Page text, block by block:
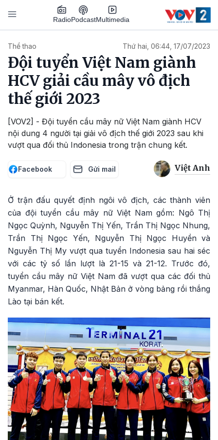
Nhảy đến nội dung
RadioPodcastMultimedia
Thể thao Thứ hai, 06:44, 17/07/2023
Đội tuyển Việt Nam giành
HCV giải cầu mây vô địch
thế giới 2023
[VOV2] - Đội tuyển cầu mây nữ Việt Nam giành HCV
nội dung 4 người tại giải vô địch thế giới 2023 sau khi
vượt qua đối thủ Indonesia trong trận chung kết.
Facebook Gửi mail Việt Anh
Ở trận đấu quyết định ngôi vô địch, các thành viên
của đội tuyển cầu mây nữ Việt Nam gồm: Ngô Thị
Ngọc Quỳnh, Nguyễn Thị Yến, Trần Thị Ngọc Nhung,
Trần Thị Ngọc Yến, Nguyễn Thị Ngọc Huyền và
Nguyễn Thị My vượt qua tuyển Indonesia sau hai séc
với các tỷ số lần lượt là 21-15 và 21-12. Trước đó,
tuyển cầu mây nữ Việt Nam đã vượt qua các đối thủ
Myanmar, Hàn Quốc, Nhật Bản ở vòng bảng rồi thắng
Lào tại bán kết.